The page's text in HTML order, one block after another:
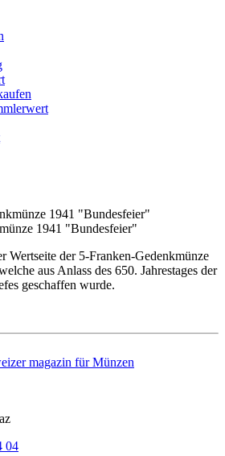
1941 "Bundesfeier"
Wertseite der 5-Franken-Gedenkmünze
aus Anlass des 650. Jahrestages der
geschaffen wurde.
magazin für Münzen
04